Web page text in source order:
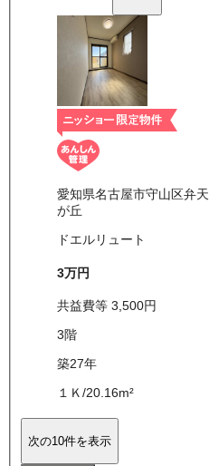
愛知県名古屋市守山区弁天
が丘
ドエルリュート
3万円
共益費等 3,500円
3階
築27年
１Ｋ/20.16m²
次の10件を表示